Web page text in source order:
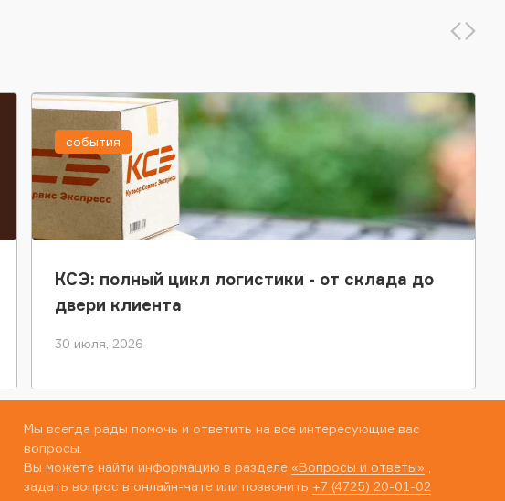
КСЭ: полный цикл логистики - от склада до
двери клиента
30 июля, 2026
события
Мы всегда рады помочь и ответить на все интересующие вас
вопросы.
Вы можете найти информацию в разделе «Вопросы и ответы»
задать вопрос в онлайн-чате или позвонить +7 (4725) 20-01-02